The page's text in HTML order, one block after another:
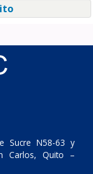
Sucre N58-63 y
Carlos, Quito –